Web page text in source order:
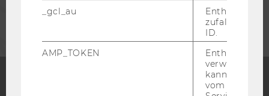
UNTERNEHMEN
_gcl_au
Enthält eine
ID.
AMP_TOKEN
Enthält ein
verwendet
kann, um
vom AMP-